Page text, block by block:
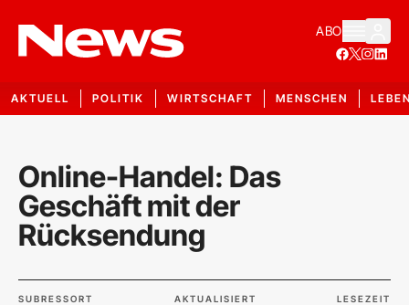
ABO
AKTUELL POLITIK WIRTSCHAFT MENSCHEN
Online-Handel: Das
Geschäft mit der
Rücksendung
SUBRESSORT AKTUALISIERT LESEZEIT